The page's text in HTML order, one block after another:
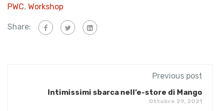
PWC, Workshop
Share:
Previous post
Intimissimi sbarca nell’e-store di Mango
Ottobre 29, 2021